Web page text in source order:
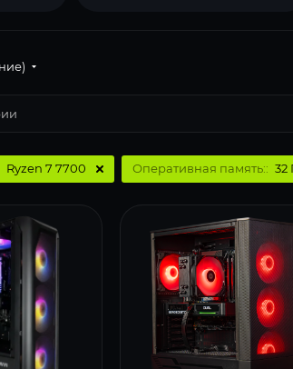
Ryzen 7 7700 Оперативная память:: 32